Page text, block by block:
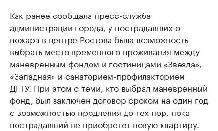
Как ранее сообщала пресс-служба
администрации города, у пострадавших от
пожара в центре Ростова была возможность
выбрать место временного проживания между
маневренным фондом и гостиницами «Звезда»,
«Западная» и санаторием-профилакторием
ДГТУ. При этом с теми, кто выбрал маневренный
фонд, был заключен договор сроком на один год
с возможностью продления до тех пор, пока
пострадавший не приобретет новую квартиру.